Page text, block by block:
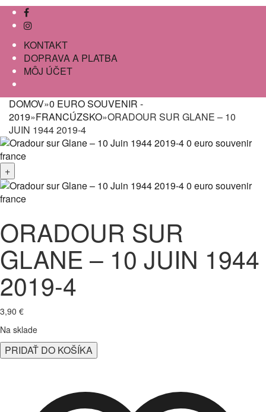
KONTAKT
DOPRAVA A PLATBA
MÔJ ÚČET
DOMOV»0 EURO SOUVENIR -
2019»FRANCÚZSKO»ORADOUR SUR GLANE – 10
JUIN 1944 2019-4
+
ORADOUR SUR
GLANE – 10 JUIN 1944
2019-4
3,90 €
Na sklade
množstvo
Oradour
PRIDAŤ DO KOŠÍKA